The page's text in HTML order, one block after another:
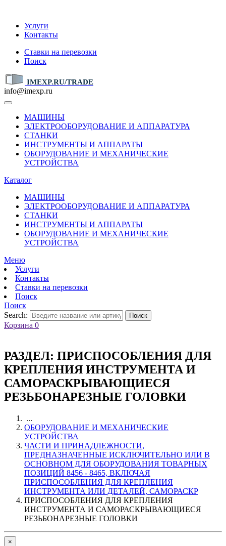
Услуги
Контакты
Ставки на перевозки
Поиск
IMEXP.RU/TRADE
info@imexp.ru
МАШИНЫ
ЭЛЕКТРООБОРУДОВАНИЕ И АППАРАТУРА
СТАНКИ
ИНСТРУМЕНТЫ И АППАРАТЫ
ОБОРУДОВАНИЕ И МЕХАНИЧЕСКИЕ
УСТРОЙСТВА
Каталог
МАШИНЫ
ЭЛЕКТРООБОРУДОВАНИЕ И АППАРАТУРА
СТАНКИ
ИНСТРУМЕНТЫ И АППАРАТЫ
ОБОРУДОВАНИЕ И МЕХАНИЧЕСКИЕ
УСТРОЙСТВА
Меню
Услуги
Контакты
Ставки на перевозки
Поиск
Поиск
Search:
Поиск
Корзина 0
РАЗДЕЛ: ПРИСПОСОБЛЕНИЯ ДЛЯ
КРЕПЛЕНИЯ ИНСТРУМЕНТА И
САМОРАСКРЫВАЮЩИЕСЯ
РЕЗЬБОНАРЕЗНЫЕ ГОЛОВКИ
...
ОБОРУДОВАНИЕ И МЕХАНИЧЕСКИЕ
УСТРОЙСТВА
ЧАСТИ И ПРИНАДЛЕЖНОСТИ,
ПРЕДНАЗНАЧЕННЫЕ ИСКЛЮЧИТЕЛЬНО ИЛИ В
ОСНОВНОМ ДЛЯ ОБОРУДОВАНИЯ ТОВАРНЫХ
ПОЗИЦИЙ 8456 - 8465, ВКЛЮЧАЯ
ПРИСПОСОБЛЕНИЯ ДЛЯ КРЕПЛЕНИЯ
ИНСТРУМЕНТА ИЛИ ДЕТАЛЕЙ, САМОРАСКР
ПРИСПОСОБЛЕНИЯ ДЛЯ КРЕПЛЕНИЯ
ИНСТРУМЕНТА И САМОРАСКРЫВАЮЩИЕСЯ
РЕЗЬБОНАРЕЗНЫЕ ГОЛОВКИ
×